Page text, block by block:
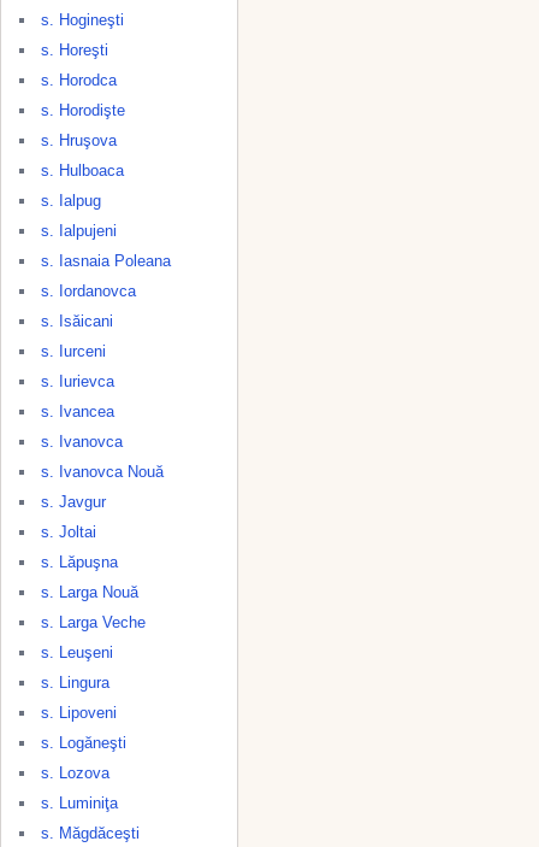
s. Hogineşti
s. Horeşti
s. Horodca
s. Horodişte
s. Hruşova
s. Hulboaca
s. Ialpug
s. Ialpujeni
s. Iasnaia Poleana
s. Iordanovca
s. Isăicani
s. Iurceni
s. Iurievca
s. Ivancea
s. Ivanovca
s. Ivanovca Nouă
s. Javgur
s. Joltai
s. Lăpuşna
s. Larga Nouă
s. Larga Veche
s. Leuşeni
s. Lingura
s. Lipoveni
s. Logăneşti
s. Lozova
s. Luminiţa
s. Măgdăceşti